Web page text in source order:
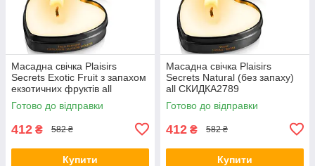
Масадна свічка Plaisirs
Secrets Exotic Fruit з запахом
екзотичних фруктів all
СКИДКА2786
Готово до відправки
412 ₴ 582 ₴
Купити
Масадна свічка Plaisirs
Secrets Natural (без запаху)
all СКИДКА2789
Готово до відправки
412 ₴ 582 ₴
Купити